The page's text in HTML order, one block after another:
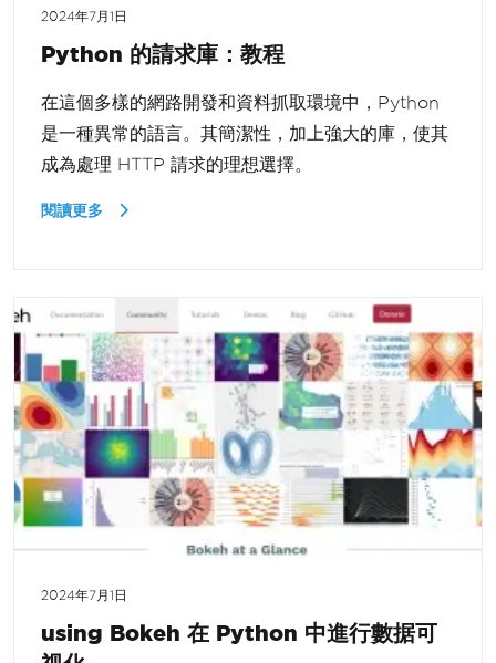
2024年7月1日
Python 的請求庫：教程
在這個多樣的網路開發和資料抓取環境中，Python
是一種異常的語言。其簡潔性，加上強大的庫，使其
成為處理 HTTP 請求的理想選擇。
閱讀更多
2024年7月1日
using Bokeh 在 Python 中進行數据可